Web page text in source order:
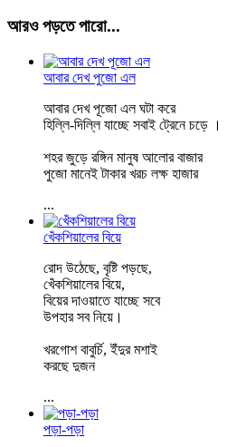
আরও পড়তে পারো...
আবার দেখ পুজো এল
আবার দেখ পূজো এল ঘটা করে
হিল্লি-দিল্লি যাচ্ছে সবাই ট্রেনে চড়ে ।
শহর জুড়ে রঙ্গিন মানুষ আলোর বাজার
পুজো মানেই টাকার খরচ লক্ষ হাজার
...
খেঁকশিয়ালের বিয়ে
রোদ উঠেছে, বৃষ্টি পড়ছে,
খেঁকশিয়ালের বিয়ে,
বিয়ের দাওয়াতে যাচ্ছে সবে
উপহার সব নিয়ে।
খরগোশ বাবুর্চি, ইঁদুর মশাই
করছে দুজন
...
পড়া-পড়া